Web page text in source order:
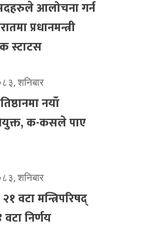
आलोचना गर्न
प्रधानमन्त्री
स्टाटस
शनिबार
नयाँ
क-कसले पाए
शनिबार
वटा मन्त्रिपरिषद्
निर्णय